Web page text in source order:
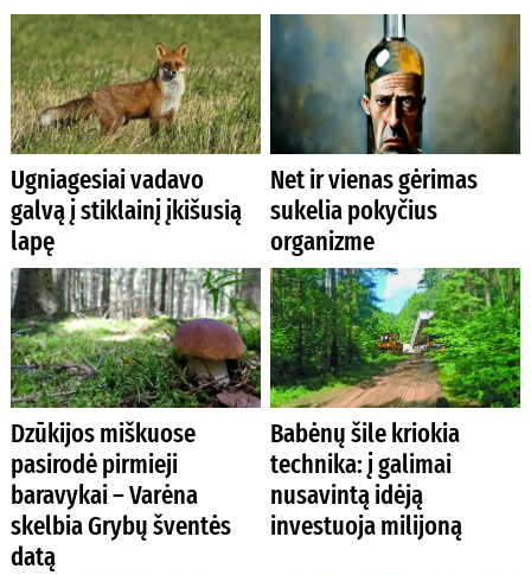
Ugniagesiai vadavo
galvą į stiklainį įkišusią
lapę
Net ir vienas gėrimas
sukelia pokyčius
organizme
Dzūkijos miškuose
pasirodė pirmieji
baravykai – Varėna
skelbia Grybų šventės
datą
Babėnų šile kriokia
technika: į galimai
nusavintą idėją
investuoja milijoną